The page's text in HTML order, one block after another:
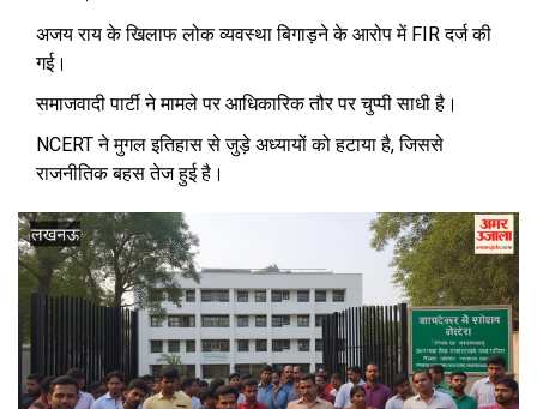
अजय राय के खिलाफ लोक व्यवस्था बिगाड़ने के आरोप में FIR दर्ज की
गई।
समाजवादी पार्टी ने मामले पर आधिकारिक तौर पर चुप्पी साधी है।
NCERT ने मुगल इतिहास से जुड़े अध्यायों को हटाया है, जिससे
राजनीतिक बहस तेज हुई है।